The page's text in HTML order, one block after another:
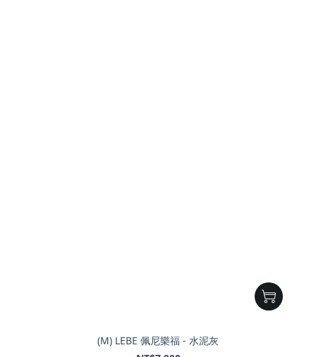
(M) LEBE 佩尼樂福 - 水泥灰